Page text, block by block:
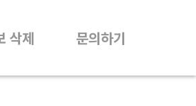
삭제 문의하기